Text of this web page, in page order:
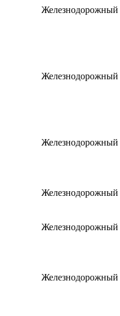
Железнодорожный
Железнодорожный
Железнодорожный
Железнодорожный
Железнодорожный
Железнодорожный